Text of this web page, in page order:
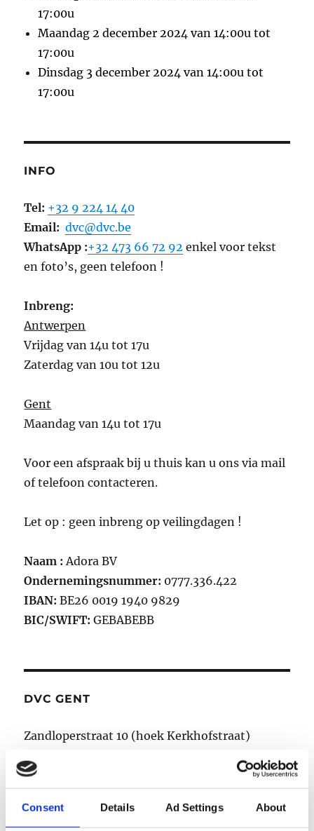
Consent Details Ad Settings About
17:00u
Maandag 2 december 2024 van 14:00u tot
17:00u
Dinsdag 3 december 2024 van 14:00u tot
17:00u
INFO
Tel: +32 9 224 14 40
Email: dvc@dvc.be
WhatsApp :+32 473 66 72 92 enkel voor tekst
en foto’s, geen telefoon !
Inbreng:
Antwerpen
Vrijdag van 14u tot 17u
Zaterdag van 10u tot 12u
Gent
Maandag van 14u tot 17u
Voor een afspraak bij u thuis kan u ons via mail
of telefoon contacteren.
Let op : geen inbreng op veilingdagen !
Naam : Adora BV
Ondernemingsnummer: 0777.336.422
IBAN:BE26 0019 1940 9829
BIC/SWIFT: GEBABEBB
DVC GENT
Zandloperstraat 10 (hoek Kerkhofstraat)